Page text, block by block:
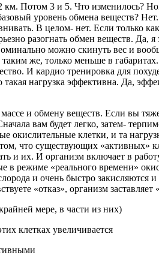
Потом 3 и 5. Что изменилось?
уровень обмена веществ?
В целом- нет. Если только
разогнать обмен веществ.
можно скинуть вес и
же, только меньше в
И кардио тренировка для
такая нагрузка эффективна. Да,
и обмену веществ. Если вы
вам будет легко, затем-
окислительные клетки, и та
что существующих «активных»
и их. И организм включает в
в режиме «реального времени»
и очень быстро
«отказ», организм
мере, в части из них)
клетках увеличивается